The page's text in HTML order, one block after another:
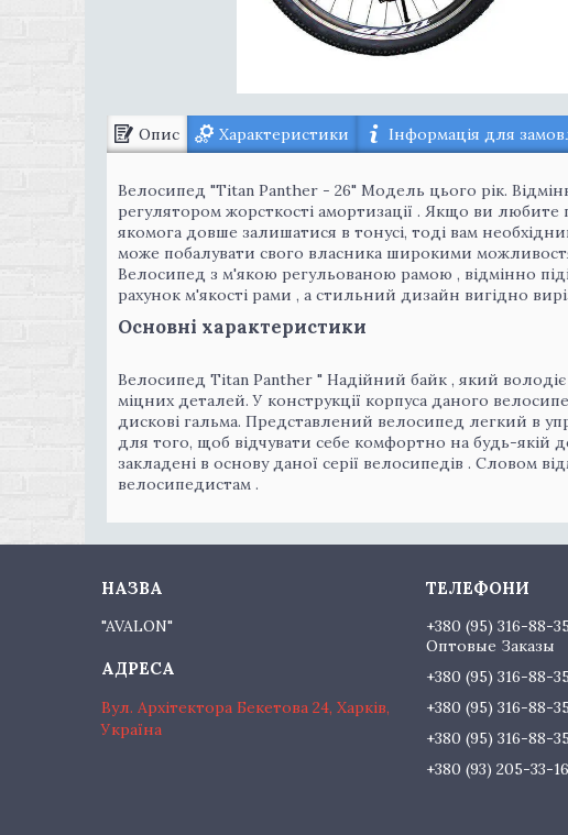
Опис Характеристики Інформація для
Велосипед "Titan Panther - 26" Модель цього рік.
регулятором жорсткості амортизації . Якщо ви
якомога довше залишатися в тонусі, тоді вам
може побалувати свого власника широкими
Велосипед з м'якою регульованою рамою , відмінно
рахунок м'якості рами , а стильний дизайн вигідно
Основні характеристики
Велосипед Titan Panther " Надійний байк , який
міцних деталей. У конструкції корпуса даного
дискові гальма. Представлений велосипед легкий в
для того, щоб відчувати себе комфортно на будь-якій
закладені в основу даної серії велосипедів . Словом
велосипедистам .
"AVALON"
Вул. Архітектора Бекетова 24, Харків,
Україна
+380 (95) 316-88-35
Оптовые Заказы
+380 (95) 316-88-35
+380 (95) 316-88-35
+380 (95) 316-88-35
+380 (93) 205-33-16